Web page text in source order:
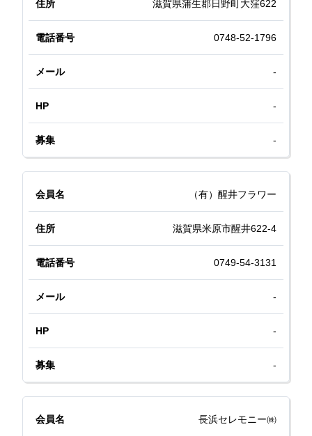
滋賀県蒲生郡日野町大窪622
0748-52-1796
-
-
-
（有）醒井フラワー
滋賀県米原市醒井622-4
0749-54-3131
-
-
-
長浜セレモニー㈱